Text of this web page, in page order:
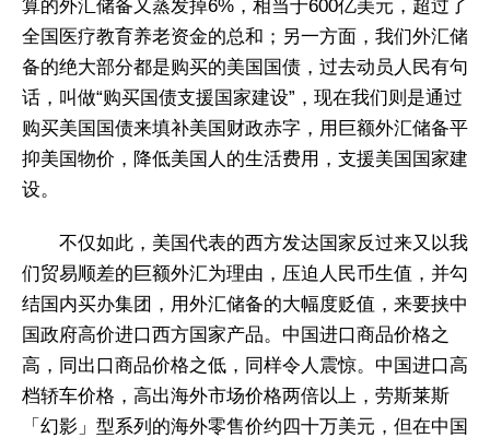
算的外汇储备又蒸发掉6%，相当于600亿美元，超过了
全国医疗教育养老资金的总和；另一方面，我们外汇储
备的绝大部分都是购买的美国国债，过去动员人民有句
话，叫做“购买国债支援国家建设”，现在我们则是通过
购买美国国债来填补美国财政赤字，用巨额外汇储备平
抑美国物价，降低美国人的生活费用，支援美国国家建
设。
不仅如此，美国代表的西方发达国家反过来又以我
们贸易顺差的巨额外汇为理由，压迫人民币生值，并勾
结国内买办集团，用外汇储备的大幅度贬值，来要挟中
国政府高价进口西方国家产品。中国进口商品价格之
高，同出口商品价格之低，同样令人震惊。中国进口高
档轿车价格，高出海外市场价格两倍以上，劳斯莱斯
「幻影」型系列的海外零售价约四十万美元，但在中国